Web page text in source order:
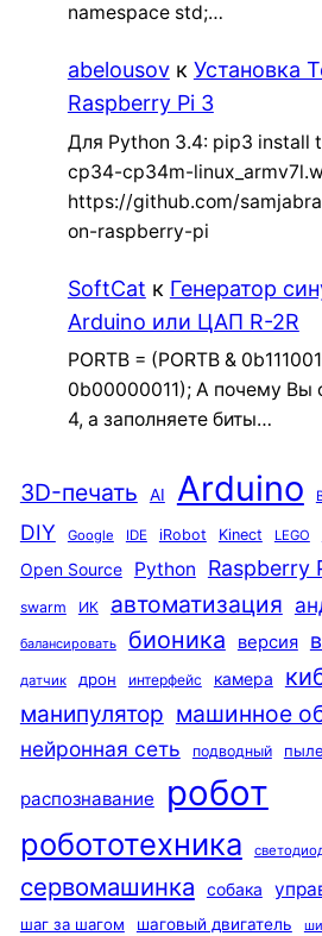
namespace std;…
abelousovк Установка
Raspberry Pi 3
Для Python 3.4: pip3 install
cp34-cp34m-
https://github.com/
on-raspberry-pi
SoftCat к Генератор
Arduino или ЦАП R-2R
PORTB = (PORTB &
0b00000011); А почему Вы
4, а заполняете биты…
3D-печать AI Arduino
DIY Google IDE iRobot Kinect LEGO
Open Source Python Raspberry
swarm ИК автоматизация
балансировать бионика версия
датчик дрон интерфейс камера
манипулятор машинное
нейронная сеть подводный
распознавание робот
робототехника
сервомашинка собака
шаг за шагом шаговый двигатель